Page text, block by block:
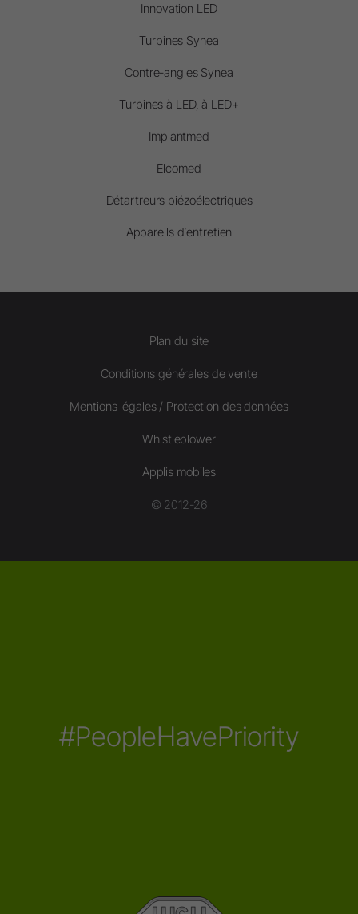
Innovation LED
Turbines Synea
Contre-angles Synea
Turbines à LED, à LED+
Implantmed
Elcomed
Détartreurs piézoélectriques
Appareils d’entretien
Plan du site
Conditions générales de vente
Mentions légales / Protection des données
Whistleblower
Applis mobiles
© 2012-26
#PeopleHavePriority